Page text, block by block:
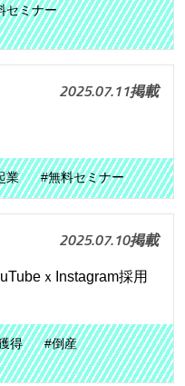
セミナー
2025.07.11掲載
業 #無料セミナー
2025.07.10掲載
ｘInstagram採用
得
#倒産